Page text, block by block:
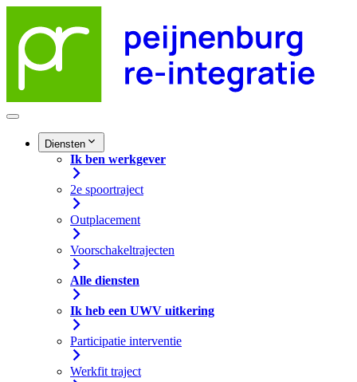
Diensten
Ik ben werkgever
2e spoortraject
Outplacement
Voorschakeltrajecten
Alle diensten
Ik heb een UWV uitkering
Participatie interventie
Werkfit traject